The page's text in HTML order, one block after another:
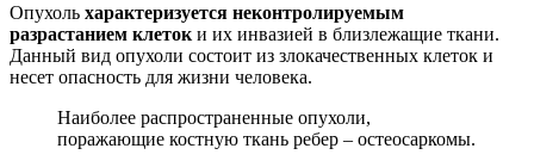
Опухоль характеризуется неконтролируемым
разрастанием клеток и их инвазией в близлежащие ткани.
Данный вид опухоли состоит из злокачественных клеток и
несет опасность для жизни человека.
Наиболее распространенные опухоли,
поражающие костную ткань ребер – остеосаркомы.